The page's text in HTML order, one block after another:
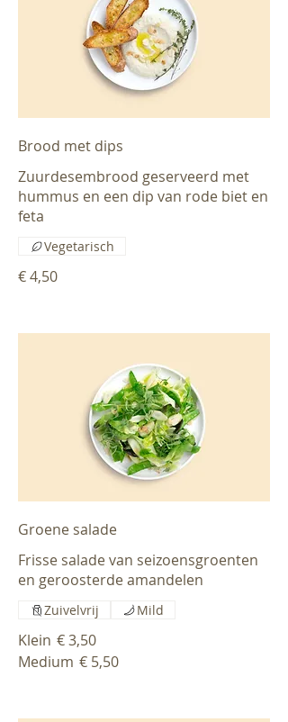
Brood met dips
Zuurdesembrood geserveerd met
hummus en een dip van rode biet en
feta
€ 4,50
Vegetarisch
Groene salade
Frisse salade van seizoensgroenten
en geroosterde amandelen
Klein € 3,50
Medium € 5,50
Zuivelvrij Mild